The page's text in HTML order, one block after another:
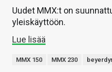
Uudet MMX:t on
yleiskäyttöön.
Lue lisää
MMX 150 MMX 230